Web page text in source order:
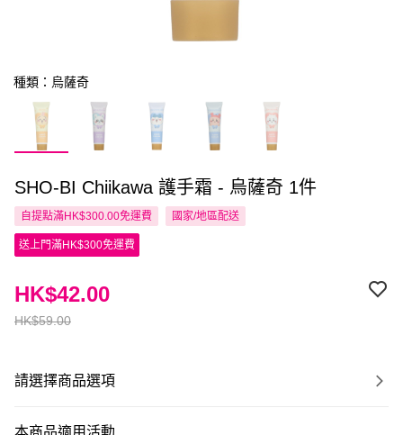
種類：烏薩奇
SHO-BI Chiikawa 護手霜 - 烏薩奇 1件
自提點滿HK$300.00免運費 國家/地區配送
送上門滿HK$300免運費
HK$59.00
HK$42.00
請選擇商品選項
本商品適用活動